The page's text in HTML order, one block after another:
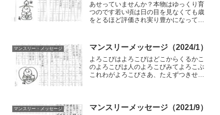
あせっていませんか？本物はゆっくり育
つのです若い頃は日の目を見なくても歳
をとるほど評価され実り豊かになってく
マンスリー・メッセージ マンスリーメッセージ（2024/1）
よろこびはよろこびはどこからくるかこ
のよろこびは人のよろこびみてよろこぶ
これわがよろこびさあ、たえずつきせぬ
マンスリー・メッセージ マンスリーメッセージ（2021/9）